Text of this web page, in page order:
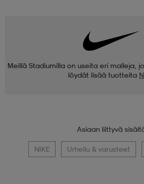
Meillä Stadiumilla on useita eri malleja,
löydät lisää tuotteita
Asiaan liittyvä
NIKE Urheilu & varusteet